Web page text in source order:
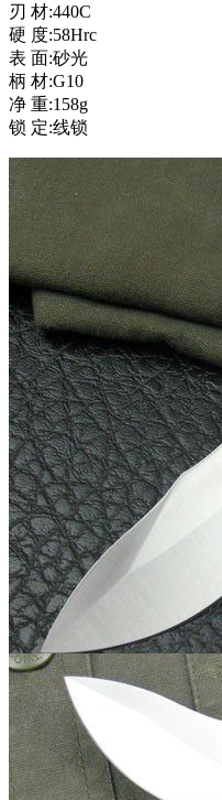
刃 材:440C
硬 度:58Hrc
表 面:砂光
柄 材:G10
净 重:158g
锁 定:线锁